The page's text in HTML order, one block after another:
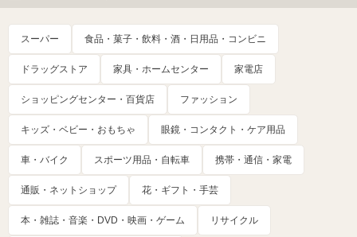
スーパー 食品・菓子・飲料・酒・日用品・コンビニ
ドラッグストア 家具・ホームセンター 家電店
ショッピングセンター・百貨店 ファッション
キッズ・ベビー・おもちゃ 眼鏡・コンタクト・ケア用品
車・バイク スポーツ用品・自転車 携帯・通信・家電
通販・ネットショップ 花・ギフト・手芸
本・雑誌・音楽・DVD・映画・ゲーム リサイクル